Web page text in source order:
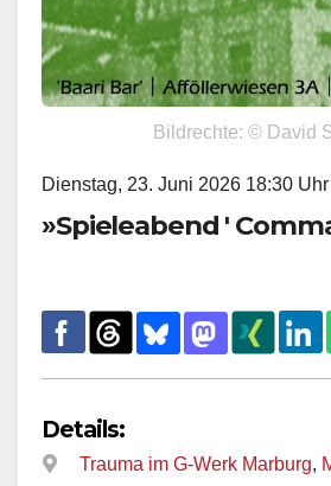
Bildrechte: © David
Dienstag, 23. Juni 2026 18:30 Uhr
»Spieleabend '
Details:
Trauma im G-Werk Marburg,